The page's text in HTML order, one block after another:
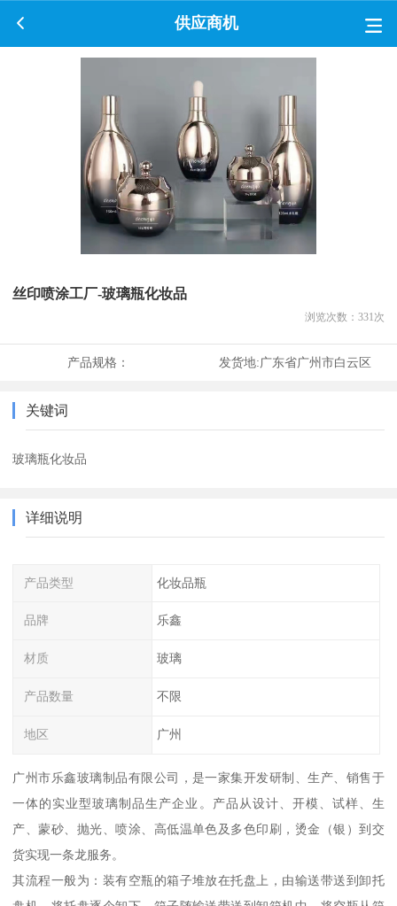
供应商机
丝印喷涂工厂-玻璃瓶化妆品
浏览次数： 331 次
产品规格： 发货地:广东省广州市白云区
关键词
玻璃瓶化妆品
详细说明
产品类型 化妆品瓶
品牌 乐鑫
材质 玻璃
产品数量 不限
地区 广州
广州市乐鑫玻璃制品有限公司，是一家集开发研制、生产、销售于
一体的实业型玻璃制品生产企业。产品从设计、开模、试样、生
产、蒙砂、抛光、喷涂、高低温单色及多色印刷，烫金（银）到交
货实现一条龙服务。
其流程一般为：装有空瓶的箱子堆放在托盘上，由输送带送到卸托